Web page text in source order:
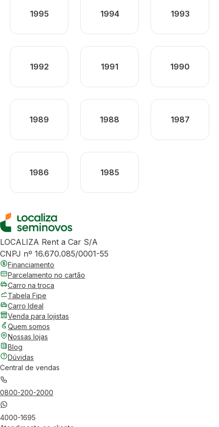
1995 1994 1993
1992 1991 1990
1989 1988 1987
1986 1985
LOCALIZA Rent a Car S/A
CNPJ nº 16.670.085/0001-55
Financiamento
Parcelamento no cartão
Carro na troca
Tabela Fipe
Carro Ideal
Venda para lojistas
Quem somos
Nossas lojas
Blog
Dúvidas
Central de vendas
0800-200-2000
4000-1695